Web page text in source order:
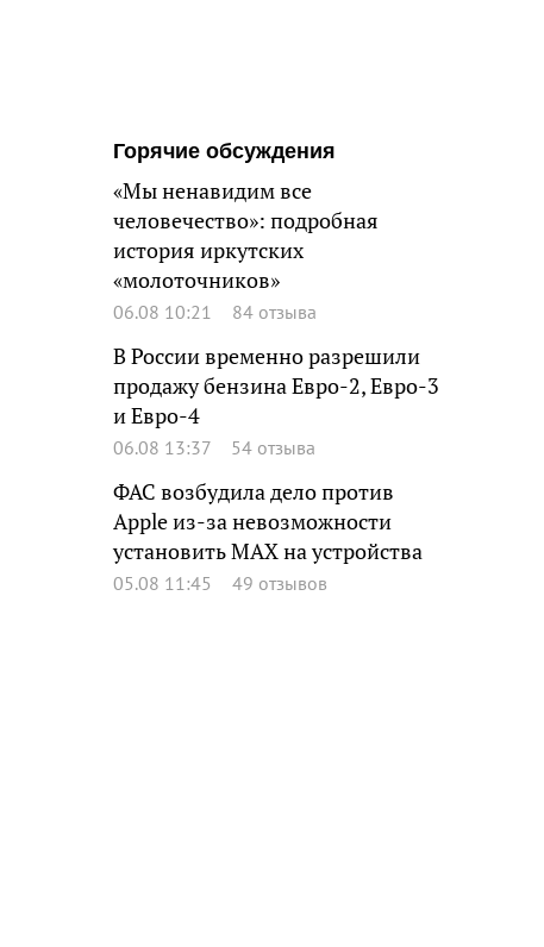
Горячие обсуждения
«Мы ненавидим все
человечество»: подробная
история иркутских
«молоточников»
06.08 10:21 84 отзыва
В России временно разрешили
продажу бензина Евро-2, Евро-3
и Евро-4
06.08 13:37 54 отзыва
ФАС возбудила дело против
Apple из-за невозможности
установить MAX на устройства
05.08 11:45 49 отзывов